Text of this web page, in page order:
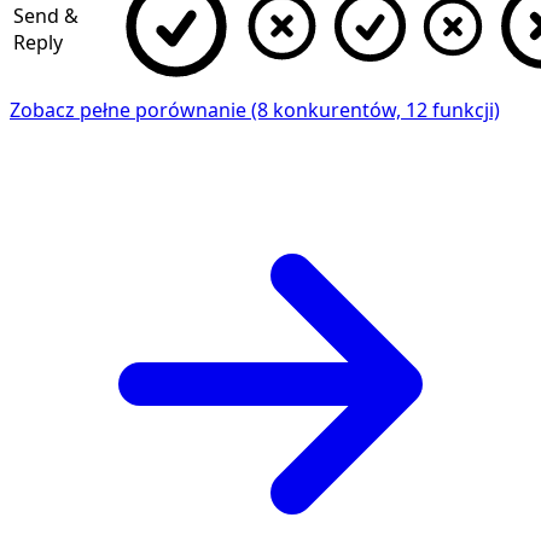
Send &
Reply
Zobacz pełne porównanie (8 konkurentów, 12 funkcji)